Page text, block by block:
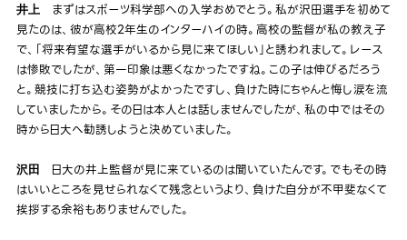
井上まずはスポーツ科学部への入学おめでとう。私が沢田選手を初めて
見たのは、彼が高校2年生のインターハイの時。高校の監督が私の教え子
で、「将来有望な選手がいるから見に来てほしい」と誘われまして。レース
は惨敗でしたが、第一印象は悪くなかったですね。この子は伸びるだろう
と。競技に打ち込む姿勢がよかったですし、負けた時にちゃんと悔し涙を流
していましたから。その日は本人とは話しませんでしたが、私の中ではその
時から日大へ勧誘しようと決めていました。
沢田
日大の井上監督が見に来ているのは聞いていたんです。でもその時
はいいところを見せられなくて残念というより、負けた自分が不甲斐なくて
挨拶する余裕もありませんでした。